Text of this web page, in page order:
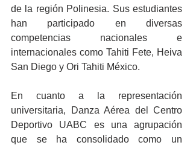
de la región Polinesia. Sus estudiantes
han participado en diversas
competencias nacionales e
internacionales como Tahiti Fete, Heiva
San Diego y Ori Tahiti México.
En cuanto a la representación
universitaria, Danza Aérea del Centro
Deportivo UABC es una agrupación
que se ha consolidado como un